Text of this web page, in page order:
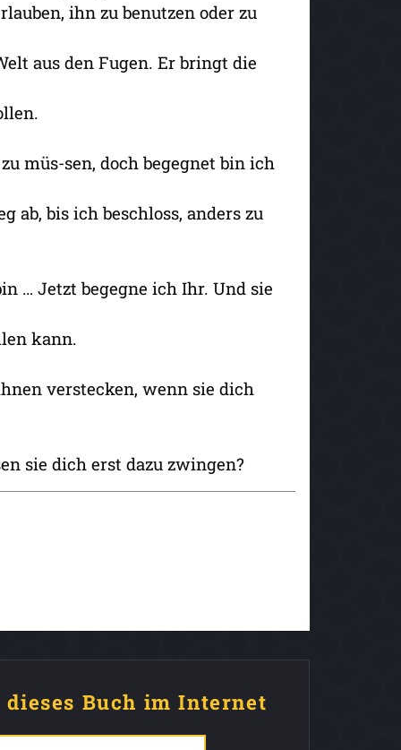
ihn zu benutzen oder zu
aus den Fugen. Er bringt die
müs-sen, doch begegnet bin ich
ab, bis ich beschloss, anders zu
… Jetzt begegne ich Ihr. Und sie
kann.
verstecken, wenn sie dich
sie dich erst dazu zwingen?
dieses Buch im Internet